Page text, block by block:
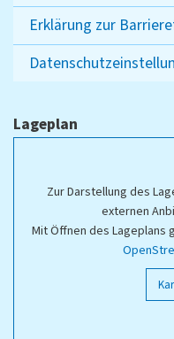
Erklärung zur
Lageplan
Zur Darstellung des
externen
Mit Öffnen des Lageplans